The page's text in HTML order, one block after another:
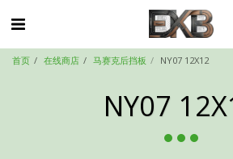
首页 在线商店 马赛克后挡板 NY07 12X12
NY07